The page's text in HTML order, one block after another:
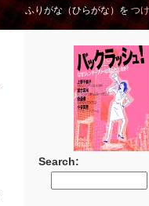
ふりがな（ひらがな）を つ
Search: